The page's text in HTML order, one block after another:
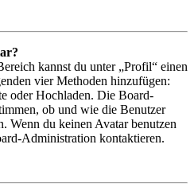
kannst du unter „Profil“ einen
vier Methoden hinzufügen:
oder Hochladen. Die Board-
ob und wie die Benutzer
Wenn du keinen Avatar benutzen
Administration kontaktieren.